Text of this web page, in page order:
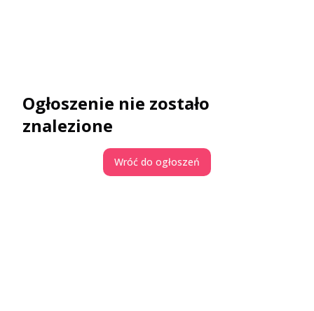
Ogłoszenie nie zostało
znalezione
Wróć do ogłoszeń